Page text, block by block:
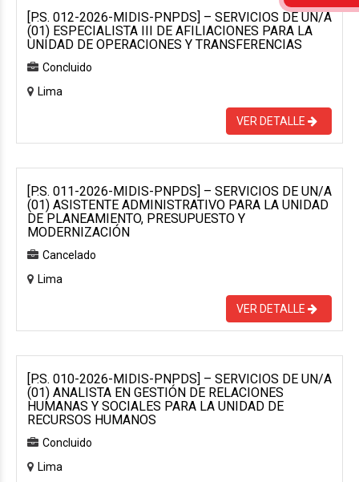
[P.S. 012-2026-MIDIS-PNPDS] – SERVICIOS DE UN/A
(01) ESPECIALISTA III DE AFILIACIONES PARA LA
UNIDAD DE OPERACIONES Y TRANSFERENCIAS
Concluido
Lima
VER DETALLE
[P.S. 011-2026-MIDIS-PNPDS] – SERVICIOS DE UN/A
(01) ASISTENTE ADMINISTRATIVO PARA LA UNIDAD
DE PLANEAMIENTO, PRESUPUESTO Y
MODERNIZACIÓN
Cancelado
Lima
VER DETALLE
[P.S. 010-2026-MIDIS-PNPDS] – SERVICIOS DE UN/A
(01) ANALISTA EN GESTIÓN DE RELACIONES
HUMANAS Y SOCIALES PARA LA UNIDAD DE
RECURSOS HUMANOS
Concluido
Lima